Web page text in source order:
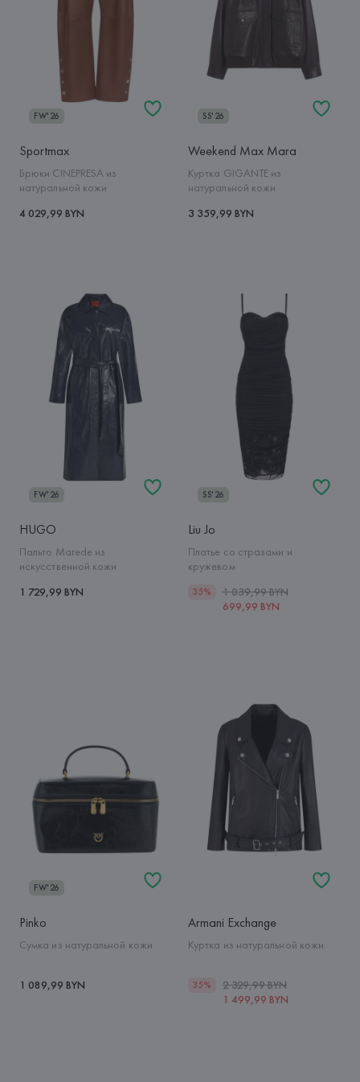
FW'26
Sportmax
Брюки CINEPRESA из
натуральной кожи
4 029,99 BYN
SS'26
Weekend Max Mara
Куртка GIGANTE из
натуральной кожи
3 359,99 BYN
FW'26
HUGO
Пальто Marede из
искусственной кожи
1 729,99 BYN
SS'26
Liu Jo
Платье со стразами и
кружевом
35%
1 039,99 BYN
699,99 BYN
FW'26
Pinko
Сумка из натуральной кожи
1 089,99 BYN
Armani Exchange
Куртка из натуральной кожи
35%
2 329,99 BYN
1 499,99 BYN